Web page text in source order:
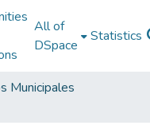
All of
DSpace
Statistics
Municipales